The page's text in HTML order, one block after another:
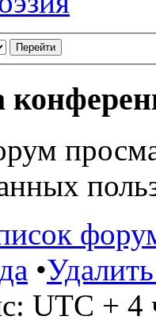
•
UTC + 4